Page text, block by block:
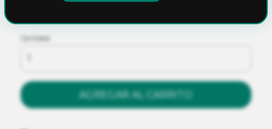
Cantidad
AGREGAR AL CARRITO